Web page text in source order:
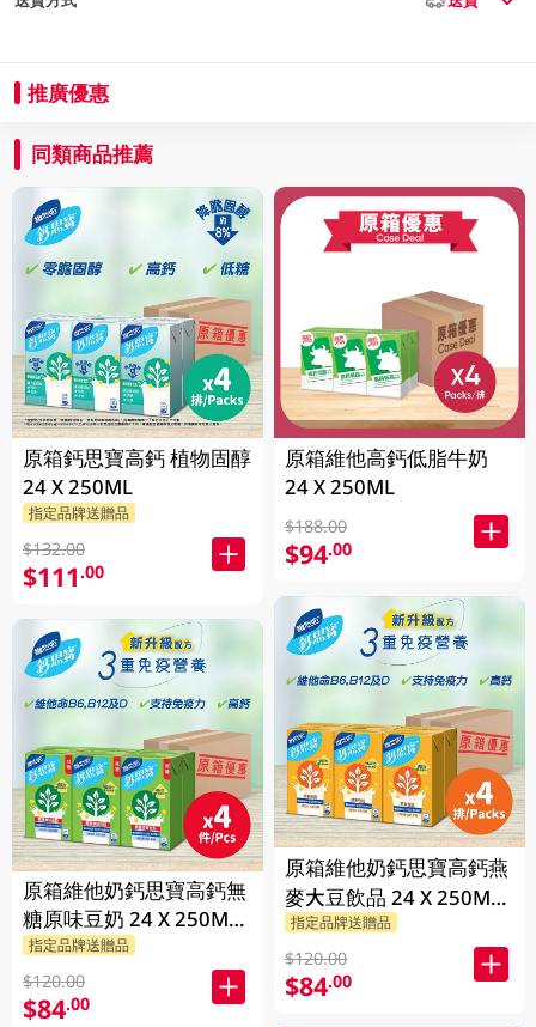
推廣優惠
同類商品推薦
原箱鈣思寶高鈣 植物固醇
24 X 250ML
指定品牌送贈品
$132.00
$111.00
原箱維他奶鈣思寶高鈣無
糖原味豆奶 24 X 250ML
(新舊包裝隨機發貨)
指定品牌送贈品
$120.00
$84.00
原箱維他高鈣低脂牛奶
24 X 250ML
$188.00
$94.00
原箱維他奶鈣思寶高鈣燕
麥大豆飲品 24 X 250ML
(新舊包裝隨機發貨)
指定品牌送贈品
$120.00
$84.00